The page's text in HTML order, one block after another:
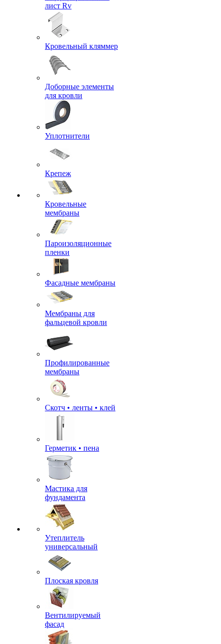
лист Rv
Кровельный кляммер
Доборные элементы
для кровли
Уплотнители
Крепеж
Кровельные
мембраны
Пароизоляционные
пленки
Фасадные мембраны
Мембраны для
фальцевой кровли
Профилированные
мембраны
Скотч • ленты • клей
Герметик • пена
Мастика для
фундамента
Утеплитель
универсальный
Плоская кровля
Вентилируемый
фасад